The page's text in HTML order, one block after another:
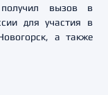
вызов в
для участия в
а также